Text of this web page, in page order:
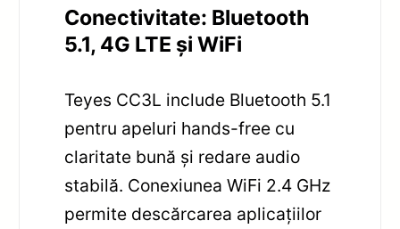
Conectivitate: Bluetooth
5.1, 4G LTE și WiFi
Teyes CC3L include Bluetooth 5.1
pentru apeluri hands-free cu
claritate bună și redare audio
stabilă. Conexiunea WiFi 2.4 GHz
permite descărcarea aplicațiilor